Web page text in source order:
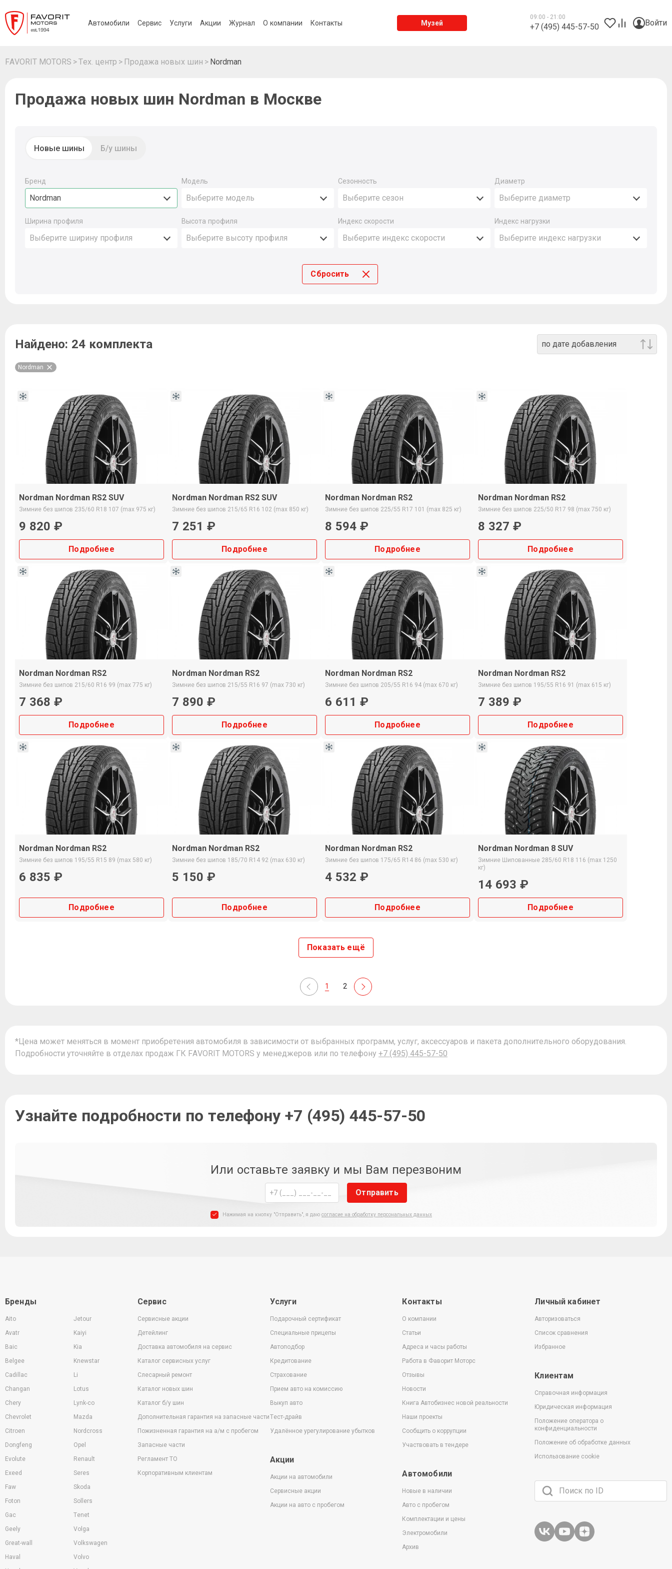
Автомобили Сервис Услуги Акции Журнал О компании Контакты Музей
09:00 - 21:00
+7 (495) 445-57-50 Войти
FAVORIT MOTORS Тех. центр Продажа новых шин Nordman
Продажа новых шин Nordman в Москве
Новые шины Б/у шины
Бренд
Nordman
Модель
Выберите модель
Сезонность
Выберите сезон
Диаметр
Выберите диаметр
Ширина профиля
Выберите ширину профиля
Высота профиля
Выберите высоту профиля
Индекс скорости
Выберите индекс скорости
Индекс нагрузки
Выберите индекс нагрузки
Сбросить
Найдено: 24 комплекта по дате добавления
Nordman
Nordman Nordman RS2 SUV
Зимние без шипов 235/60 R18 107 (max 975 кг)
9 820 ₽
Подробнее
Nordman Nordman RS2 SUV
Зимние без шипов 215/65 R16 102 (max 850 кг)
7 251 ₽
Подробнее
Nordman Nordman RS2
Зимние без шипов 225/55 R17 101 (max 825 кг)
8 594 ₽
Подробнее
Nordman Nordman RS2
Зимние без шипов 225/50 R17 98 (max 750 кг)
8 327 ₽
Подробнее
Nordman Nordman RS2
Зимние без шипов 215/60 R16 99 (max 775 кг)
7 368 ₽
Подробнее
Nordman Nordman RS2
Зимние без шипов 215/55 R16 97 (max 730 кг)
7 890 ₽
Подробнее
Nordman Nordman RS2
Зимние без шипов 205/55 R16 94 (max 670 кг)
6 611 ₽
Подробнее
Nordman Nordman RS2
Зимние без шипов 195/55 R16 91 (max 615 кг)
7 389 ₽
Подробнее
Nordman Nordman RS2
Зимние без шипов 195/55 R15 89 (max 580 кг)
6 835 ₽
Подробнее
Nordman Nordman RS2
Зимние без шипов 185/70 R14 92 (max 630 кг)
5 150 ₽
Подробнее
Nordman Nordman RS2
Зимние без шипов 175/65 R14 86 (max 530 кг)
4 532 ₽
Подробнее
Nordman Nordman 8 SUV
Зимние Шипованные 285/60 R18 116 (max 1250
кг)
14 693 ₽
Подробнее
Показать ещё
1 2
*Цена может меняться в момент приобретения автомобиля в зависимости от выбранных программ, услуг, аксессуаров и пакета дополнительного оборудования.
Подробности уточняйте в отделах продаж ГК FAVORIT MOTORS у менеджеров или по телефону +7 (495) 445-57-50
Узнайте подробности по телефону +7 (495) 445-57-50
Или оставьте заявку и мы Вам перезвоним
Отправить
Нажимая на кнопку "Отправить", я даю согласие на обработку персональных данных
Бренды
Aito
Avatr
Baic
Belgee
Cadillac
Changan
Chery
Chevrolet
Citroen
Dongfeng
Evolute
Exeed
Faw
Foton
Gac
Geely
Great-wall
Haval
Jetour
Kaiyi
Kia
Knewstar
Li
Lotus
Lynk-co
Mazda
Nordcross
Opel
Renault
Seres
Skoda
Sollers
Tenet
Volga
Volkswagen
Volvo
Сервис
Сервисные акции
Детейлинг
Доставка автомобиля на сервис
Каталог сервисных услуг
Слесарный ремонт
Каталог новых шин
Каталог б/у шин
Дополнительная гарантия на запасные части
Пожизненная гарантия на а/м с пробегом
Запасные части
Регламент ТО
Корпоративным клиентам
Услуги
Подарочный сертификат
Специальные прицепы
Автоподбор
Кредитование
Страхование
Прием авто на комиссию
Выкуп авто
Тест-драйв
Удалённое урегулирование убытков
Акции
Акции на автомобили
Сервисные акции
Акции на авто с пробегом
Контакты
О компании
Статьи
Адреса и часы работы
Работа в Фаворит Моторс
Отзывы
Новости
Книга Автобизнес новой реальности
Наши проекты
Сообщить о коррупции
Участвовать в тендере
Автомобили
Новые в наличии
Авто с пробегом
Комплектации и цены
Электромобили
Архив
Личный кабинет
Авторизоваться
Список сравнения
Избранное
Клиентам
Справочная информация
Юридическая информация
Положение оператора о
конфиденциальности
Положение об обработке данных
Использование cookie